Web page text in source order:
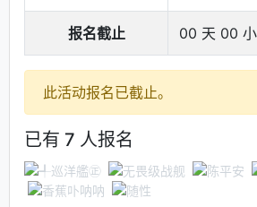
报名截止 00 天 00
此活动报名已截止。
已有 7 人报名